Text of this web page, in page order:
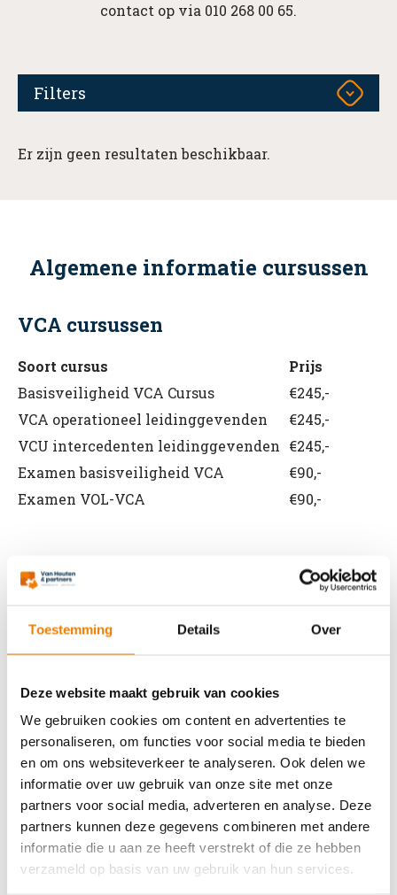
Toestemming Details Over
Deze website maakt gebruik van cookies
We gebruiken cookies om content en advertenties te
personaliseren, om functies voor social media te bieden
en om ons websiteverkeer te analyseren. Ook delen we
informatie over uw gebruik van onze site met onze
partners voor social media, adverteren en analyse. Deze
partners kunnen deze gegevens combineren met andere
informatie die u aan ze heeft verstrekt of die ze hebben
verzameld op basis van uw gebruik van hun services.
contact op via 010 268 00 65.
Filters
Er zijn geen resultaten beschikbaar.
Algemene informatie cursussen
VCA cursussen
Soort cursus
Prijs
Basisveiligheid VCA Cursus
€245,-
VCA operationeel leidinggevenden
€245,-
VCU intercedenten leidinggevenden €245,-
Examen basisveiligheid VCA
€90,-
Examen VOL-VCA
€90,-
BHV basisopleiding
v.a. €245,-
BHV herhaling
Arbo en Veiligheid
Prijs
Werken met vorkhef- en reachtruck
v.a. €250,-
Werken met een hoogwerker
v.a. €250,-
Veilig aanslaan van lasten
v.a. €250,-
Veilig werken langs de weg
v.a. €250,-